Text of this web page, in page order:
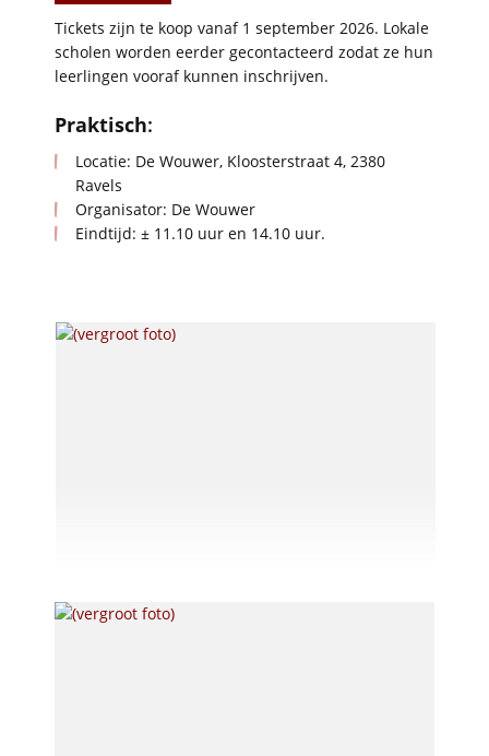
Tickets zijn te koop vanaf 1 september 2026. Lokale
scholen worden eerder gecontacteerd zodat ze hun
leerlingen vooraf kunnen inschrijven.
Praktisch:
Locatie: De Wouwer, Kloosterstraat 4, 2380
Ravels
Organisator: De Wouwer
Eindtijd: ± 11.10 uur en 14.10 uur.